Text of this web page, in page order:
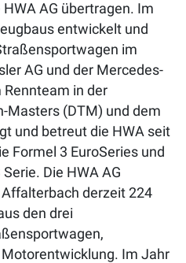
AG übertragen. Im
entwickelt und
im
AG und der Mercedes-
Rennteam in der
Masters (DTM) und dem
und betreut die HWA seit
Formel 3 EuroSeries und
Die HWA AG
derzeit 224
den drei
Im Jahr